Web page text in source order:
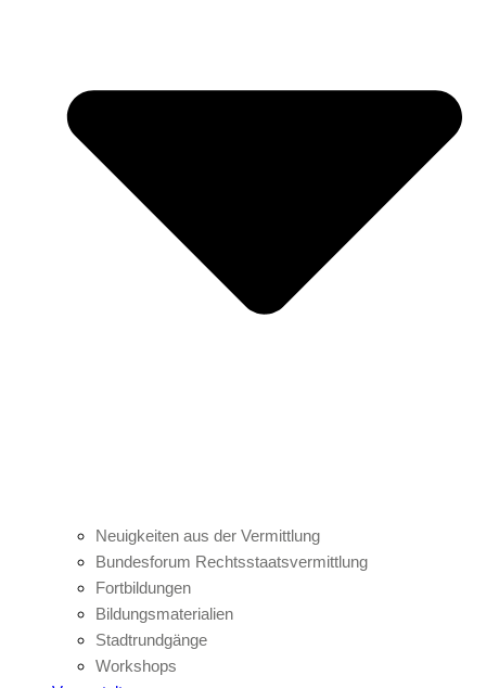
Neuigkeiten aus der Vermittlung
Bundesforum Rechtsstaatsvermittlung
Fortbildungen
Bildungsmaterialien
Stadtrundgänge
Workshops